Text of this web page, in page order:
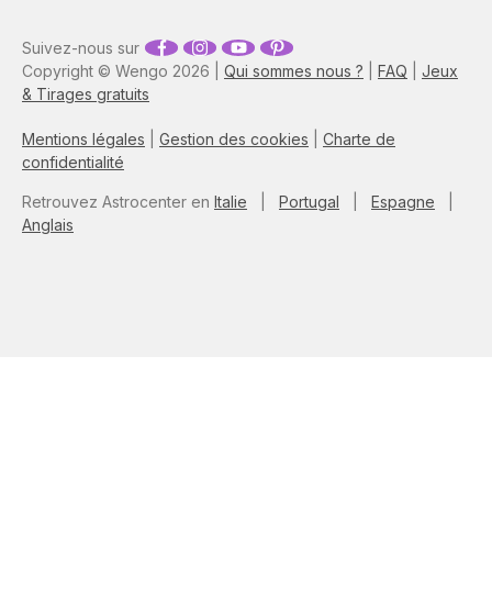
Copyright © Wengo 2026 | Qui sommes nous ? FAQ
Jeux
& Tirages gratuits
Mentions légales Gestion des cookies
Charte de
confidentialité
Suivez-nous sur
Retrouvez Astrocenter en Italie Portugal Espagne
Anglais